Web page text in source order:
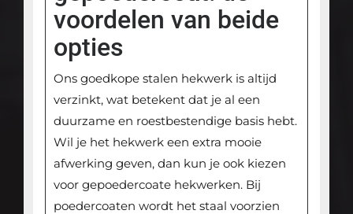
voordelen van beide
opties
Ons goedkope stalen hekwerk is altijd
verzinkt, wat betekent dat je al een
duurzame en roestbestendige basis hebt.
Wil je het hekwerk een extra mooie
afwerking geven, dan kun je ook kiezen
voor gepoedercoate hekwerken. Bij
poedercoaten wordt het staal voorzien